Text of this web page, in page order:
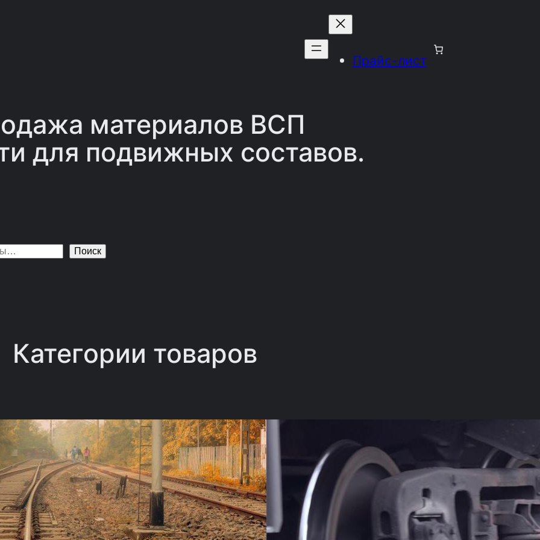
Прайс-лист
материалов ВСП
для подвижных составов.
Поиск
Категории товаров